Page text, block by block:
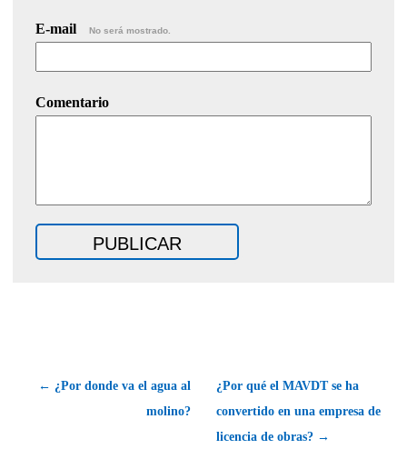
E-mail No será mostrado.
Comentario
← ¿Por donde va el agua al
molino?
¿Por qué el MAVDT se ha
convertido en una empresa de
licencia de obras? →